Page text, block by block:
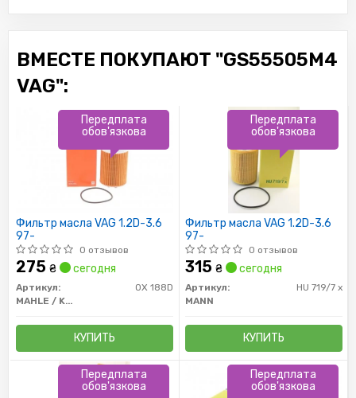
ВМЕСТЕ ПОКУПАЮТ "GS55505M4
VAG":
Фильтр масла VAG 1.2D-3.6
97-
0 отзывов
275 ₴ сегодня
Артикул:
OX 188D
MAHLE / KNECHT
КУПИТЬ
Передплата
обов'язкова
Фильтр масла VAG 1.2D-3.6
97-
0 отзывов
315 ₴ сегодня
Артикул:
HU 719/7 x
MANN
КУПИТЬ
Передплата
обов'язкова
Передплата
обов'язкова
Передплата
обов'язкова